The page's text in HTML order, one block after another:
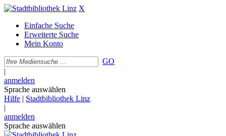
X
Einfache Suche
Erweiterte Suche
Mein Konto
GO
|
anmelden
Sprache auswählen
Hilfe | Stadtbibliothek Linz
|
anmelden
Sprache auswählen